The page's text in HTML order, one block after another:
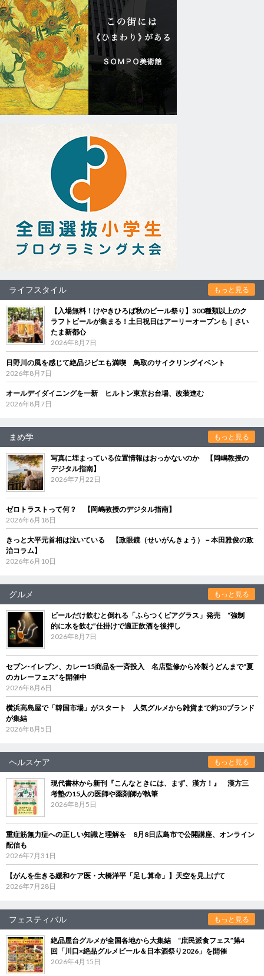
ライフスタイル もっと見る
【入場無料！けやきひろば秋のビール祭り】300種類以上のク
ラフトビールが集まる！土日祝日はアーリーオープンも｜さい
たま新都心
2026年8月7日
日野川の風を感じて絶品ジビエも満喫 鳥取のサイクリングイベント
2026年8月7日
オールデイダイニングを一新 ヒルトン東京お台場、改装進む
2026年8月7日
まめ学 もっと見る
写真に埋まっている位置情報はおっかないのか 【岡嶋教授の
デジタル指南】
2026年7月22日
ゼロトラストって何？ 【岡嶋教授のデジタル指南】
2026年6月18日
きっと大平元首相は泣いている 【政眼鏡（せいがんきょう）－本田雅俊の政
治コラム】
2026年6月10日
グルメ もっと見る
ビールだけ飲むと倒れる「ふらつくビアグラス」発売 “強制
的に水を飲む”仕掛けで適正飲酒を後押し
2026年8月7日
セブン‐イレブン、カレー15商品を一斉投入 名店監修から冷製うどんまで“夏
のカレーフェス”を開催中
2026年8月6日
横浜高島屋で「韓国市場」がスタート 人気グルメから雑貨まで約30ブランド
が集結
2026年8月5日
ヘルスケア もっと見る
現代書林から新刊『こんなときには、まず、漢方！』 漢方三
考塾の15人の医師や薬剤師が執筆
2026年8月5日
重症筋無力症への正しい知識と理解を 8月8日広島市で公開講座、オンライン
配信も
2026年7月31日
【がんを生きる緩和ケア医・大橋洋平「足し算命」】天空を見上げて
2026年7月28日
フェスティバル もっと見る
絶品屋台グルメが全国各地から大集結 “庶民派食フェス”第4
回「川口×絶品グルメビール＆日本酒祭り2026」を開催
2026年4月15日